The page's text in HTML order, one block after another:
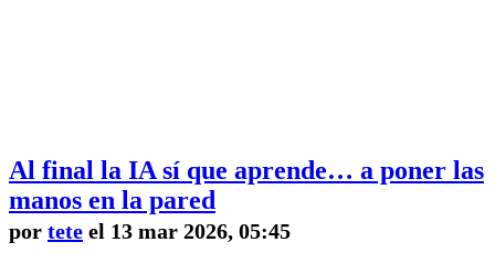
Al final la IA sí que aprende… a poner las
manos en la pared
por tete el 13 mar 2026, 05:45